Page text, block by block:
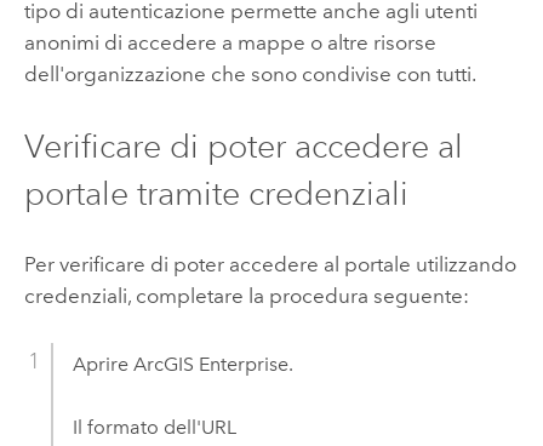
tipo di autenticazione permette anche agli utenti
anonimi di accedere a mappe o altre risorse
dell'organizzazione che sono condivise con tutti.
Verificare di poter accedere al
portale tramite credenziali
Per verificare di poter accedere al portale utilizzando
credenziali, completare la procedura seguente:
Aprire ArcGIS Enterprise.
Il formato dell'URL